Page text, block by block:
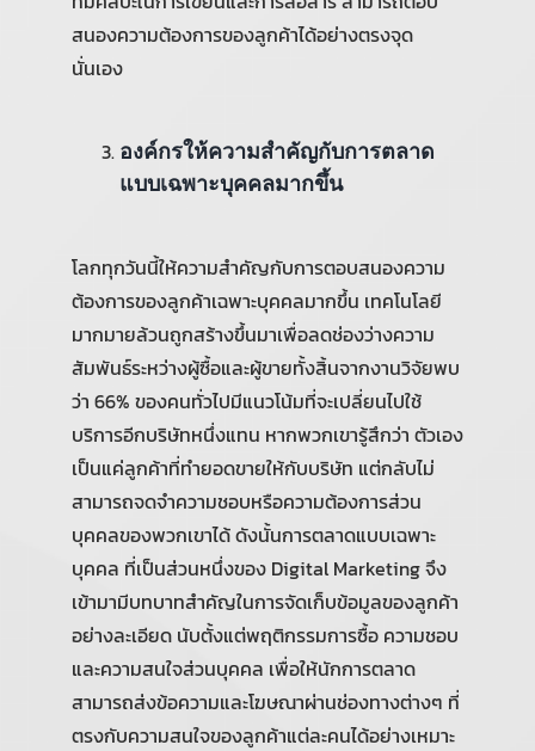
สนองความต้องการของลูกค้าได้อย่างตรงจุด
นั่นเอง
องค์กรให้ความสำคัญกับการตลาด
แบบเฉพาะบุคคลมากขึ้น
โลกทุกวันนี้ให้ความสำคัญกับการตอบสนองความ
ต้องการของลูกค้าเฉพาะบุคคลมากขึ้น เทคโนโลยี
มากมายล้วนถูกสร้างขึ้นมาเพื่อลดช่องว่างความ
สัมพันธ์ระหว่างผู้ซื้อและผู้ขายทั้งสิ้นจากงานวิจัยพบ
ว่า 66% ของคนทั่วไปมีแนวโน้มที่จะเปลี่ยนไปใช้
บริการอีกบริษัทหนึ่งแทน หากพวกเขารู้สึกว่า ตัวเอง
เป็นแค่ลูกค้าที่ทำยอดขายให้กับบริษัท แต่กลับไม่
สามารถจดจำความชอบหรือความต้องการส่วน
บุคคลของพวกเขาได้ ดังนั้นการตลาดแบบเฉพาะ
บุคคล ที่เป็นส่วนหนึ่งของ Digital Marketing จึง
เข้ามามีบทบาทสำคัญในการจัดเก็บข้อมูลของลูกค้า
อย่างละเอียด นับตั้งแต่พฤติกรรมการซื้อ ความชอบ
และความสนใจส่วนบุคคล เพื่อให้นักการตลาด
สามารถส่งข้อความและโฆษณาผ่านช่องทางต่างๆ ที่
ตรงกับความสนใจของลูกค้าแต่ละคนได้อย่างเหมาะ